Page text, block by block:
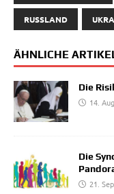
RUSSLAND
ÄHNLICHE
Die
14.
Die
21.